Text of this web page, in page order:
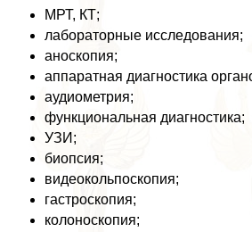
МРТ, КТ;
лабораторные исследования;
аноскопия;
аппаратная диагностика
аудиометрия;
функциональная диагностика;
УЗИ;
биопсия;
видеокольпоскопия;
гастроскопия;
колоноскопия;